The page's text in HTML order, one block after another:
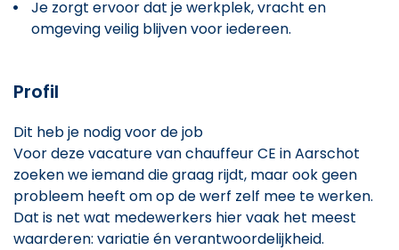
Je zorgt ervoor dat je werkplek, vracht en
omgeving veilig blijven voor iedereen.
Profil
Dit heb je nodig voor de job
Voor deze vacature van chauffeur CE in Aarschot
zoeken we iemand die graag rijdt, maar ook geen
probleem heeft om op de werf zelf mee te werken.
Dat is net wat medewerkers hier vaak het meest
waarderen: variatie én verantwoordelijkheid.